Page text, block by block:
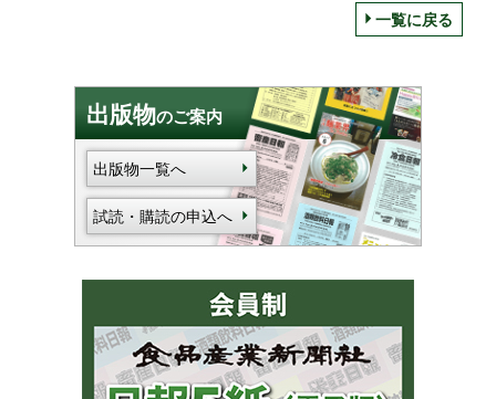
一覧に戻る
出版物のご案内
出版物一覧へ
試読・購読の申込へ